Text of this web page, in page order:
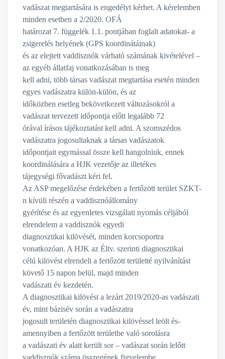
vadászat megtartására is engedélyt kérhet. A kérelemben
minden esetben a 2/2020. OFÁ
határozat 7. függelék 1.1. pontjában foglalt adatokat- a
zsigerelés helyének (GPS koordinátáinak)
és az elejtett vaddisznók várható számának kivételével –
az egyéb állatfaj vonatkozásában is meg
kell adni, több társas vadászat megtartása esetén minden
egyes vadászatra külön-külön, és az
időközben esetleg bekövetkezett változásokról a
vadászat tervezett időpontja előtt legalább 72
órával írásos tájékoztatást kell adni. A szomszédos
vadászatra jogosultaknak a társas vadászatok
időpontjait egymással össze kell hangolniuk, ennek
koordinálására a HJK vezetője az illetékes
tájegységi fővadászt kéri fel.
Az ASP megelőzése érdekében a fertőzött terület SZKT-
n kívüli részén a vaddisznóállomány
gyérítése és az egyenletes vizsgálati nyomás céljából
elrendelem a vaddisznók egyedi
diagnosztikai kilövését, minden korcsoportra
vonatkozóan. A HJK az Éltv. szerinti diagnosztikai
célú kilövést elrendeli a fertőzött területté nyilvánítást
követő 15 napon belül, majd minden
vadászati év kezdetén.
A diagnosztikai kilövést a lezárt 2019/2020-as vadászati
év, mint bázisév során a vadászatra
jogosult területén diagnosztikai kilövéssel leölt és-
amennyiben a fertőzött területbe való sorolásra
a vadászati év alatt került sor – vadászat során lelőtt
vaddisznók száma összegének figyelembe